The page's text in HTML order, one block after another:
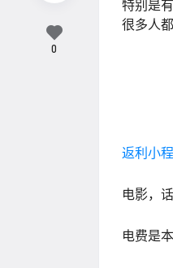
特别是
很多人
返利小
电影，
电费是
0